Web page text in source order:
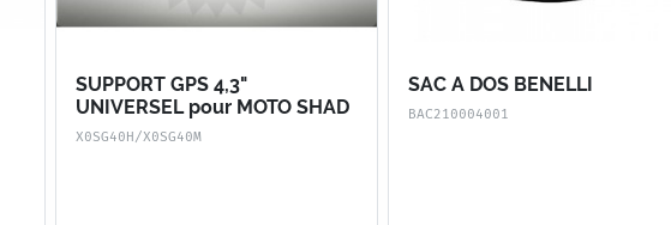
SUPPORT GPS 4,3"
UNIVERSEL pour MOTO SHAD
X0SG40H/X0SG40M
SAC A DOS BENELLI
BAC210004001